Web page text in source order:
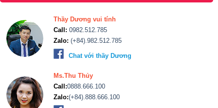
Thầy Dương vui tính
Call: 0982.512.785
Zalo: (+84).982.512.785
Chat với thầy Dương
Ms.Thu Thủy
Call:0888.666.100
Zalo:(+84).888.666.100